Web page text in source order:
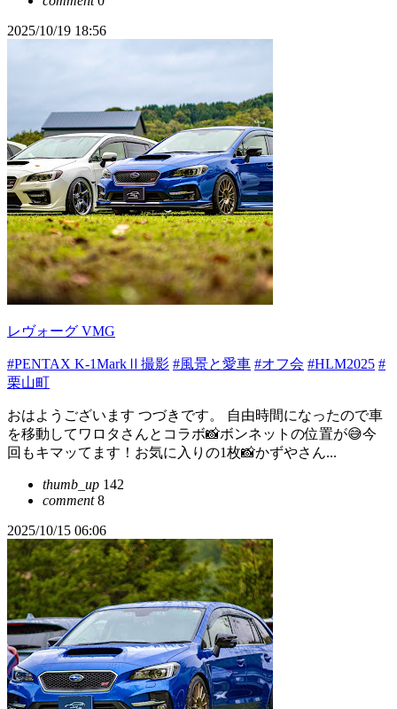
2025/10/19 18:56
レヴォーグ VMG
#PENTAX K-1MarkⅡ撮影 #風景と愛車 #オフ会 #HLM2025 #
栗山町
おはようございます つづきです。 自由時間になったので車
を移動してワロタさんとコラボ📸ボンネットの位置が😅今
回もキマッてます！お気に入りの1枚📸かずやさん...
thumb_up 142
comment8
2025/10/15 06:06